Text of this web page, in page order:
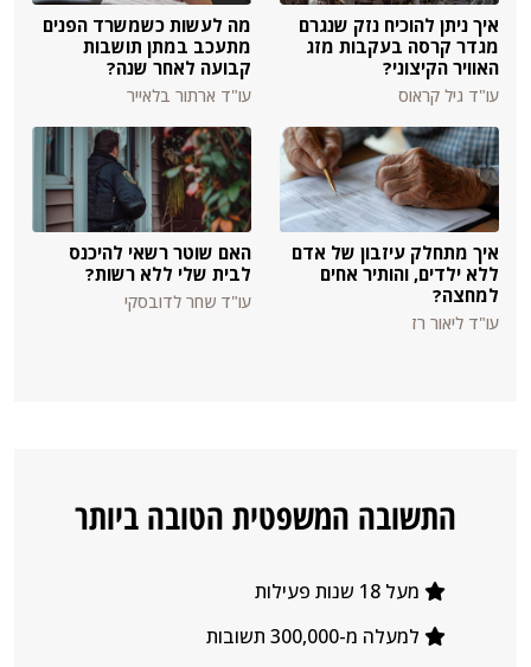
איך ניתן להוכיח נזק שנגרם
מגדר קרסה בעקבות מזג
האוויר הקיצוני?
עו"ד גיל קראוס
מה לעשות כשמשרד הפנים
מתעכב במתן תושבות
קבועה לאחר שנה?
עו"ד ארתור בלאייר
איך מתחלק עיזבון של אדם
ללא ילדים, והותיר אחים
למחצה?
עו"ד ליאור רז
האם שוטר רשאי להיכנס
לבית שלי ללא רשות?
עו"ד שחר לדובסקי
התשובה המשפטית הטובה ביותר
מעל 18 שנות פעילות
למעלה מ-300,000 תשובות